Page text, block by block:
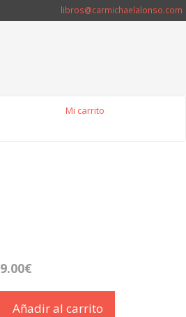
libros@carmichaelalonso.com
Mi carrito
9.00€
Añadir al carrito